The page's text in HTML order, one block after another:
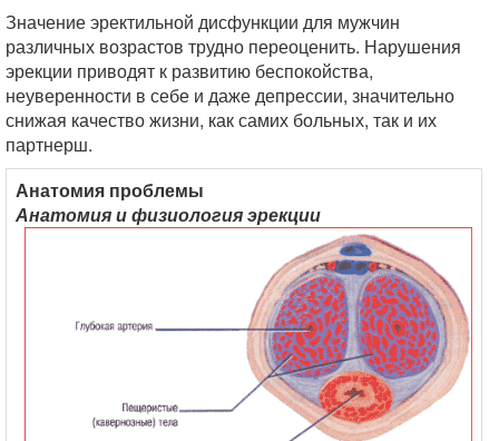
Значение эректильной дисфункции для мужчин
различных возрастов трудно переоценить. Нарушения
эрекции приводят к развитию беспокойства,
неуверенности в себе и даже депрессии, значительно
снижая качество жизни, как самих больных, так и их
партнерш.
Анатомия проблемы
Анатомия и физиология эрекции